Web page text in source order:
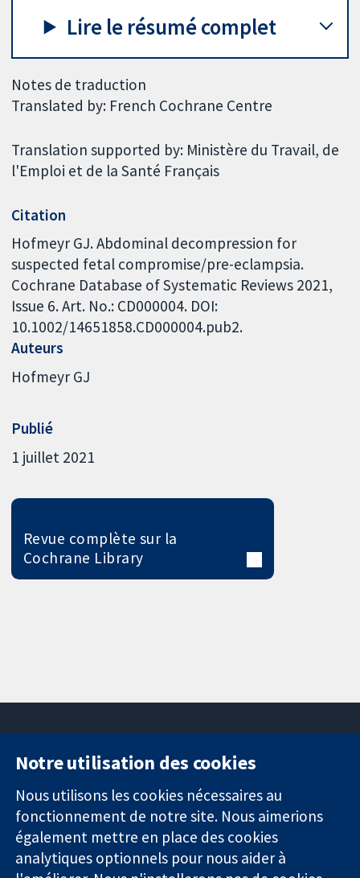
Lire le résumé complet
Notes de traduction
Translated by: French Cochrane Centre
Translation supported by: Ministère du Travail, de
l'Emploi et de la Santé Français
Citation
Hofmeyr GJ. Abdominal decompression for
suspected fetal compromise/pre-eclampsia.
Cochrane Database of Systematic Reviews 2021,
Issue 6. Art. No.: CD000004. DOI:
10.1002/14651858.CD000004.pub2.
Auteurs
Hofmeyr GJ
Publié
1 juillet 2021
Revue complète sur la
Cochrane Library
Des données
probantes.
Des décisions
éclairées.
11-13 Cavendish
Square
Londres
W1G0AN
Royaume-Uni
nous
Actualités
Service de
presse
Qui sommes-
Notre utilisation des cookies
Nous utilisons les cookies nécessaires au
fonctionnement de notre site. Nous aimerions
également mettre en place des cookies
analytiques optionnels pour nous aider à